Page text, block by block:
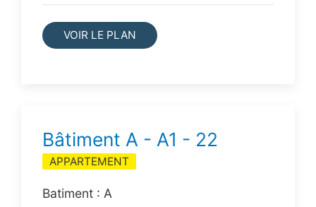
VOIR LE PLAN
Bâtiment A - A1 - 22
APPARTEMENT
Batiment : A